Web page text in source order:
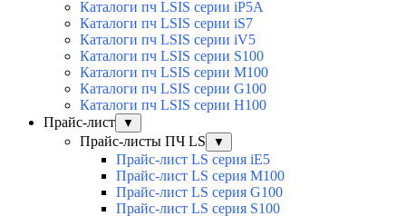
Каталоги пч LSIS серии iP5A
Каталоги пч LSIS серии iS7
Каталоги пч LSIS серии iV5
Каталоги пч LSIS серии S100
Каталоги пч LSIS серии M100
Каталоги пч LSIS серии G100
Каталоги пч LSIS серии H100
Прайс-лист
▼
Прайс-листы ПЧ LS ▼
Прайс-лист LS серия iE5
Прайс-лист LS серия M100
Прайс-лист LS серия G100
Прайс-лист LS серия S100